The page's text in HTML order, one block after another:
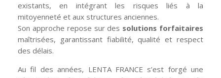
existants, en intégrant les risques liés à la
mitoyenneté et aux structures anciennes.
Son approche repose sur des solutions forfaitaires
maîtrisées, garantissant fiabilité, qualité et respect
des délais.
Au fil des années, LENTA FRANCE s’est forgé une